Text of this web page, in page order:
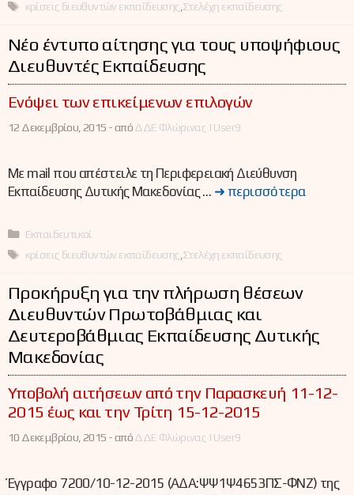
κρίσεις διευθυντών εκπαίδευσης Στελέχη εκπαίδευσης
Νέο έντυπο αίτησης για τους υποψήφιους
Διευθυντές Εκπαίδευσης
Ενόψει των επικείμενων επιλογών
12 Δεκεμβρίου, 2015 -απόΔΔΕ Φλώρινας | User9
Με mail που απέστειλε τη Περιφερειακή Διεύθυνση
Εκπαίδευσης Δυτικής Μακεδονίας … ➜ περισσότερα
Κατηγορίες
Εκπαιδευτικοί
Ετικέτες
κρίσεις διευθυντών εκπαίδευσης Στελέχη εκπαίδευσης
Προκήρυξη για την πλήρωση θέσεων
Διευθυντών Πρωτοβάθμιας και
Δευτεροβάθμιας Εκπαίδευσης Δυτικής
Μακεδονίας
Υποβολή αιτήσεων από την Παρασκευή 11-12-
2015 έως και την Τρίτη 15-12-2015
10 Δεκεμβρίου, 2015 -απόΔΔΕ Φλώρινας | User9
Έγγραφο 7200/10-12-2015 (ΑΔΑ:ΨΨ1Ψ4653ΠΣ-ΦΝΖ) της